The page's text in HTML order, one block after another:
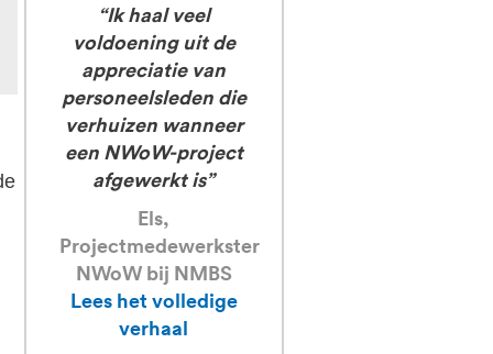
“Ik haal veel
voldoening uit de
appreciatie van
personeelsleden die
verhuizen wanneer
een NWoW-project
afgewerkt is”
Els,
Projectmedewerkster
NWoW bij NMBS
Lees het volledige
verhaal